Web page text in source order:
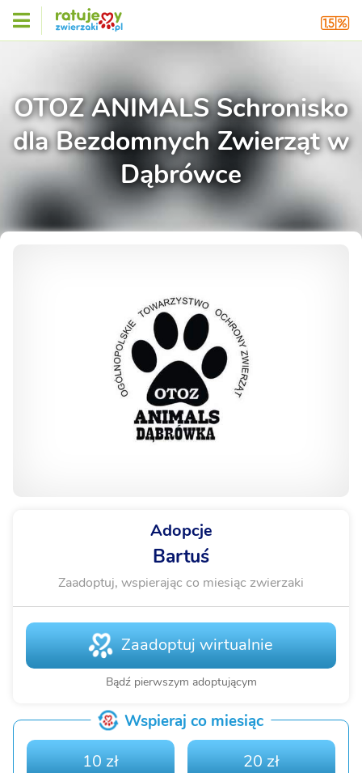
OTOZ ANIMALS Schronisko
dla Bezdomnych Zwierząt w
Dąbrówce
Adopcje
Bartuś
Zaadoptuj, wspierając co miesiąc zwierzaki
Zaadoptuj wirtualnie
Bądź pierwszym adoptującym
Wspieraj co miesiąc
10 zł 20 zł